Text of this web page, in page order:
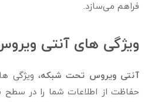
فراهم می‌سازد.
ویژگی های آنتی
آنتی ویروس تحت شبکه، ویژگی
حفاظت از اطلاعات شما را در سطح